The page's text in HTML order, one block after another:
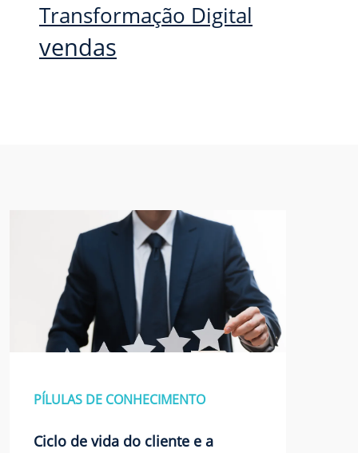
Transformação Digital
vendas
PÍLULAS DE CONHECIMENTO
Ciclo de vida do cliente e a